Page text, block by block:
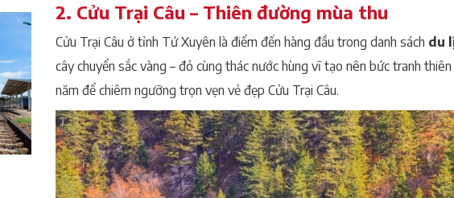
2. Cửu Trại Câu – Thiên đường mùa thu
Cửu Trại Câu ở tỉnh Tứ Xuyên là điểm đến hàng đầu trong danh sách du
cây chuyển sắc vàng – đỏ cùng thác nước hùng vĩ tạo nên bức tranh
năm để chiêm ngưỡng trọn vẹn vẻ đẹp Cửu Trại Câu.